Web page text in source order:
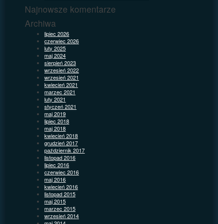
Najnowsze komentarze
Archiwa
lipiec 2026
czerwiec 2026
luty 2025
maj 2024
sierpień 2023
wrzesień 2022
wrzesień 2021
kwiecień 2021
marzec 2021
luty 2021
styczeń 2021
maj 2019
lipiec 2018
maj 2018
kwiecień 2018
grudzień 2017
październik 2017
listopad 2016
lipiec 2016
czerwiec 2016
maj 2016
kwiecień 2016
listopad 2015
maj 2015
marzec 2015
wrzesień 2014